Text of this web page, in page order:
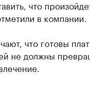
что
в компании.
что готовы
не должны